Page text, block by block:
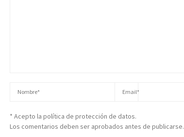
* Acepto la política de protección de datos.
Los comentarios deben ser aprobados antes de publicarse.